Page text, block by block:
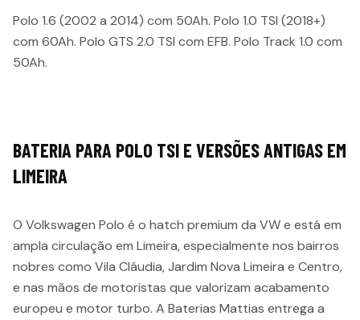
Polo 1.6 (2002 a 2014) com 50Ah. Polo 1.0 TSI (2018+)
com 60Ah. Polo GTS 2.0 TSI com EFB. Polo Track 1.0 com
50Ah.
BATERIA PARA POLO TSI E VERSÕES ANTIGAS EM
LIMEIRA
O Volkswagen Polo é o hatch premium da VW e está em
ampla circulação em Limeira, especialmente nos bairros
nobres como Vila Cláudia, Jardim Nova Limeira e Centro,
e nas mãos de motoristas que valorizam acabamento
europeu e motor turbo. A Baterias Mattias entrega a